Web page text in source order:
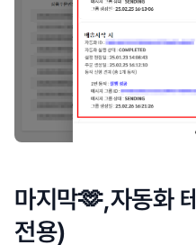
마지막🫶,자동화
전용)